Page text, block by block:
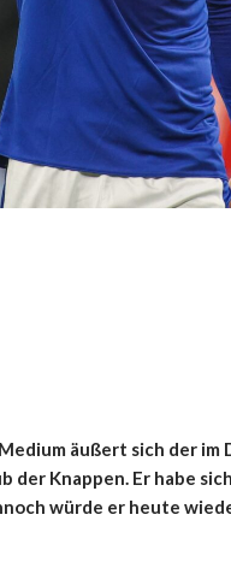
äußert sich der im
der Knappen. Er habe
würde er heute